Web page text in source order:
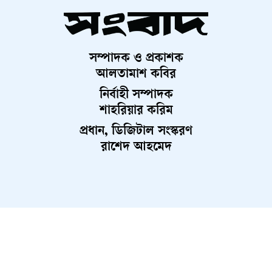
সম্পাদক ও প্রকাশক
আলতামাশ কবির
নির্বাহী সম্পাদক
শাহরিয়ার করিম
প্রধান, ডিজিটাল সংস্করণ
রাশেদ আহমেদ